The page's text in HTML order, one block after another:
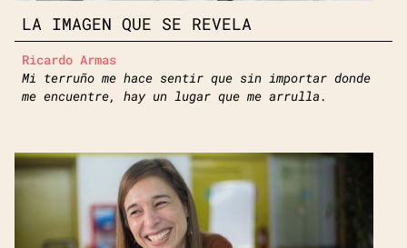
LA IMAGEN QUE SE REVELA
Ricardo Armas
Mi terruño me hace sentir que sin importar donde
me encuentre, hay un lugar que me arrulla.